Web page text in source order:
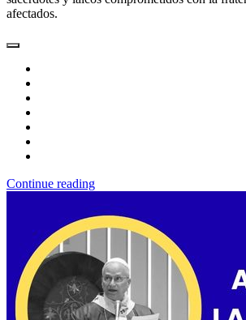
afectados.
Continue reading